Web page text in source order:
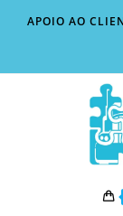
APOIO AO